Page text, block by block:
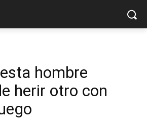
hombre
herir otro con